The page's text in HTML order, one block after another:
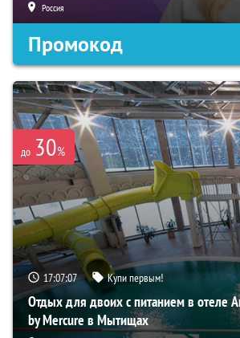
Россия
Промокод
до 30%
17:07:06 Купи первым!
Отдых для двоих с питанием в отеле
by Mercure в Мытищах